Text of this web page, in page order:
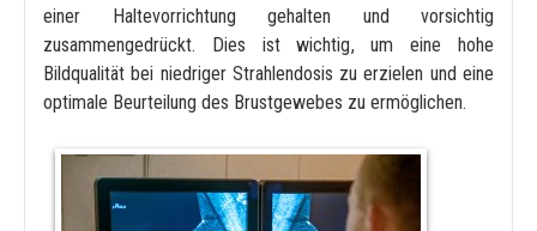
einer Haltevorrichtung gehalten und vorsichtig
zusammengedrückt. Dies ist wichtig, um eine hohe
Bildqualität bei niedriger Strahlendosis zu erzielen und eine
optimale Beurteilung des Brustgewebes zu ermöglichen.